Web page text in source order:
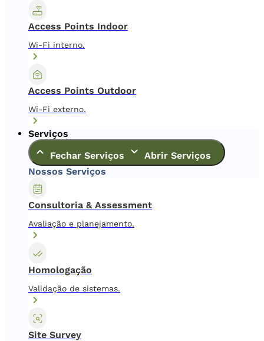
Access Points Indoor
Wi-Fi interno.
Access Points Outdoor
Wi-Fi externo.
Serviços
Fechar Serviços
Abrir Serviços
Nossos Serviços
Consultoria & Assessment
Avaliação e planejamento.
Homologação
Validação de sistemas.
Site Survey